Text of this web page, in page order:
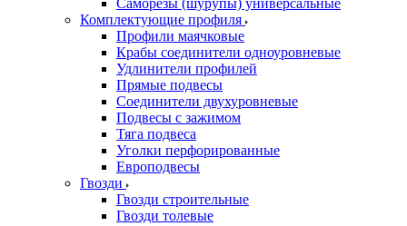
Саморезы (шурупы) универсальные
Комплектующие профиля
Профили маячковые
Крабы соединители одноуровневые
Удлинители профилей
Прямые подвесы
Соединители двухуровневые
Подвесы с зажимом
Тяга подвеса
Уголки перфорированные
Европодвесы
Гвозди
Гвозди строительные
Гвозди толевые